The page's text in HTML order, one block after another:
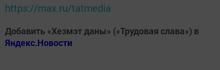
https://max.ru/tatmedia
Добавить «Хезмэт даны» («Трудовая слава») в
Яндекс.Новости